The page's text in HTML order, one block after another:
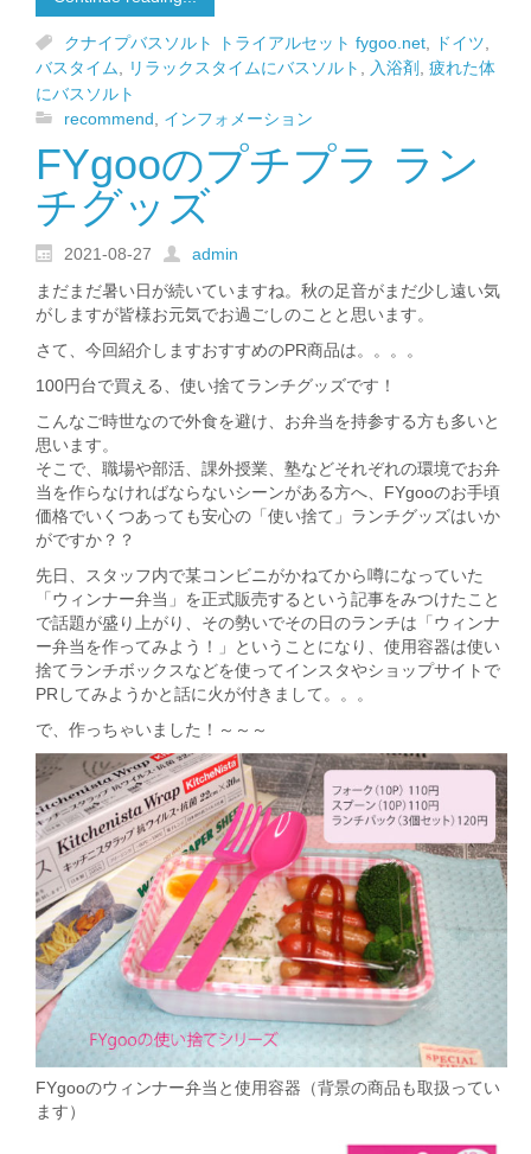
クナイプバスソルト トライアルセット fygoo.net, ドイツ,
バスタイム, リラックスタイムにバスソルト , 入浴剤 , 疲れた体
にバスソルト
recommend
インフォメーション
FYgooのプチプラ ラン
チグッズ
2021-08-27
admin
まだまだ暑い日が続いていますね。秋の足音がまだ少し遠い気
がしますが皆様お元気でお過ごしのことと思います。
さて、今回紹介しますおすすめのPR商品は。。。。
100円台で買える、使い捨てランチグッズです！
こんなご時世なので外食を避け、お弁当を持参する方も多いと
思います。
そこで、職場や部活、課外授業、塾などそれぞれの環境でお弁
当を作らなければならないシーンがある方へ、FYgooのお手頃
価格でいくつあっても安心の「使い捨て」ランチグッズはいか
がですか？？
先日、スタッフ内で某コンビニがかねてから噂になっていた
「ウィンナー弁当」を正式販売するという記事をみつけたこと
で話題が盛り上がり、その勢いでその日のランチは「ウィンナ
ー弁当を作ってみよう！」ということになり、使用容器は使い
捨てランチボックスなどを使ってインスタやショップサイトで
PRしてみようかと話に火が付きまして。。。
で、作っちゃいました！～～～
FYgooのウィンナー弁当と使用容器（背景の商品も取扱ってい
ます）